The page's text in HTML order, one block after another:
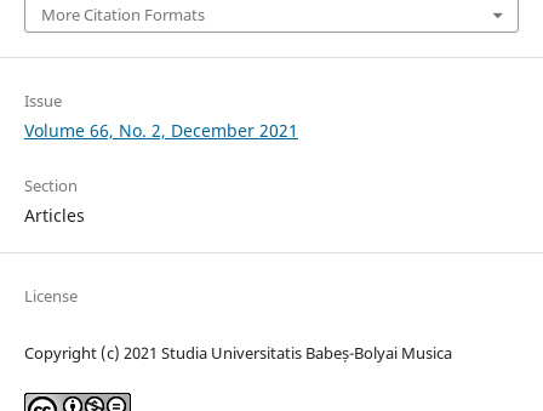
More Citation Formats
Issue
Volume 66, No. 2, December 2021
Section
Articles
License
Copyright (c) 2021 Studia Universitatis Babeș-Bolyai Musica